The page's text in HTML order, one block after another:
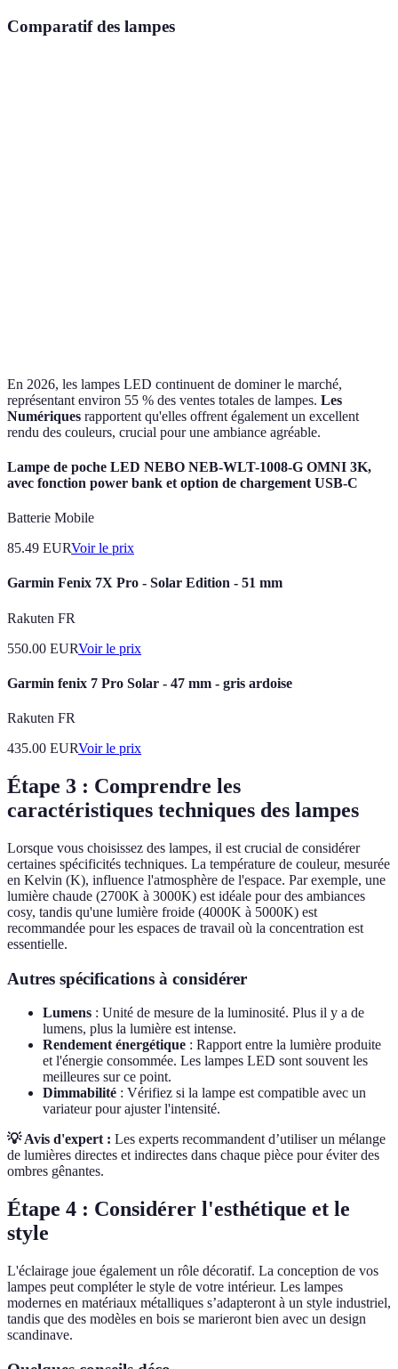
Comparatif des lampes
En 2026, les lampes LED continuent de dominer le marché,
représentant environ 55 % des ventes totales de lampes. Les
Numériques rapportent qu'elles offrent également un excellent
rendu des couleurs, crucial pour une ambiance agréable.
Lampe de poche LED NEBO NEB-WLT-1008-G OMNI 3K,
avec fonction power bank et option de chargement USB-C
Batterie Mobile
85.49 EURVoir le prix
Garmin Fenix 7X Pro - Solar Edition - 51 mm
Rakuten FR
550.00 EURVoir le prix
Garmin fenix 7 Pro Solar - 47 mm - gris ardoise
Rakuten FR
435.00 EURVoir le prix
Étape 3 : Comprendre les
caractéristiques techniques des lampes
Lorsque vous choisissez des lampes, il est crucial de considérer
certaines spécificités techniques. La température de couleur, mesurée
en Kelvin (K), influence l'atmosphère de l'espace. Par exemple, une
lumière chaude (2700K à 3000K) est idéale pour des ambiances
cosy, tandis qu'une lumière froide (4000K à 5000K) est
recommandée pour les espaces de travail où la concentration est
essentielle.
Autres spécifications à considérer
Lumens : Unité de mesure de la luminosité. Plus il y a de
lumens, plus la lumière est intense.
Rendement énergétique : Rapport entre la lumière produite
et l'énergie consommée. Les lampes LED sont souvent les
meilleures sur ce point.
Dimmabilité : Vérifiez si la lampe est compatible avec un
variateur pour ajuster l'intensité.
💡 Avis d'expert : Les experts recommandent d’utiliser un mélange
de lumières directes et indirectes dans chaque pièce pour éviter des
ombres gênantes.
Étape 4 : Considérer l'esthétique et le
style
L'éclairage joue également un rôle décoratif. La conception de vos
lampes peut compléter le style de votre intérieur. Les lampes
modernes en matériaux métalliques s’adapteront à un style industriel,
tandis que des modèles en bois se marieront bien avec un design
scandinave.